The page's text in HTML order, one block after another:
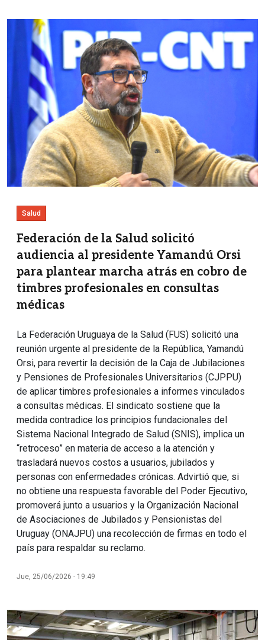
Imagen
Salud
Federación de la Salud solicitó
audiencia al presidente Yamandú Orsi
para plantear marcha atrás en cobro de
timbres profesionales en consultas
médicas
La Federación Uruguaya de la Salud (FUS) solicitó una
reunión urgente al presidente de la República, Yamandú
Orsi, para revertir la decisión de la Caja de Jubilaciones
y Pensiones de Profesionales Universitarios (CJPPU)
de aplicar timbres profesionales a informes vinculados
a consultas médicas. El sindicato sostiene que la
medida contradice los principios fundacionales del
Sistema Nacional Integrado de Salud (SNIS), implica un
“retroceso” en materia de acceso a la atención y
trasladará nuevos costos a usuarios, jubilados y
personas con enfermedades crónicas. Advirtió que, si
no obtiene una respuesta favorable del Poder Ejecutivo,
promoverá junto a usuarios y la Organización Nacional
de Asociaciones de Jubilados y Pensionistas del
Uruguay (ONAJPU) una recolección de firmas en todo el
país para respaldar su reclamo.
Jue, 25/06/2026 - 19:49
Imagen